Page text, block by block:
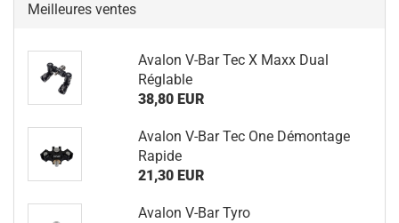
Meilleures ventes
Avalon V-Bar Tec X Maxx Dual
Réglable
38,80 EUR
Avalon V-Bar Tec One Démontage
Rapide
21,30 EUR
Avalon V-Bar Tyro